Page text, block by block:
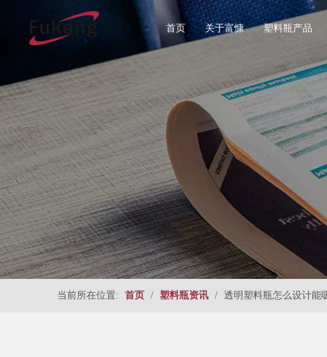
首页 关于富慷 塑料瓶产品
所有分类
食品塑料瓶
圆形系列广
直圆形系列
方形系列广口
当前所在位置: 首页 / 塑料瓶资讯 / 透明塑料瓶怎么设计能